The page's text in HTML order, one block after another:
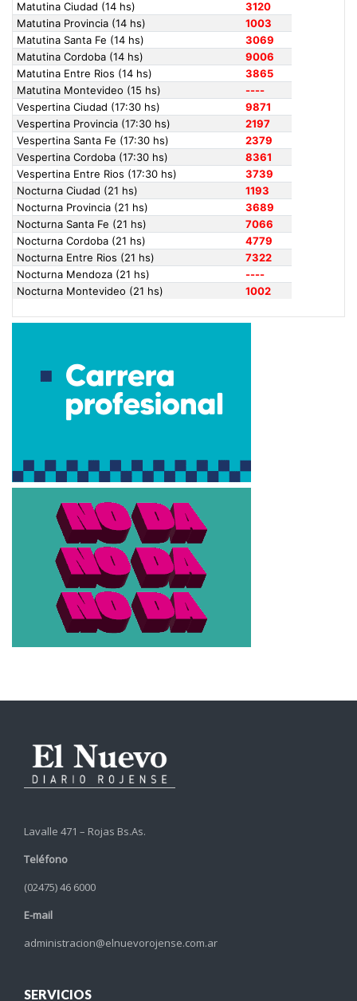
Lavalle 471 – Rojas Bs.As.
Teléfono
(02475) 46 6000
E-mail
administracion@elnuevorojense.com.ar
SERVICIOS